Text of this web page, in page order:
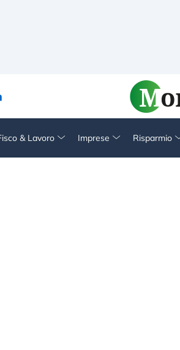
& Lavoro Imprese Risparmio